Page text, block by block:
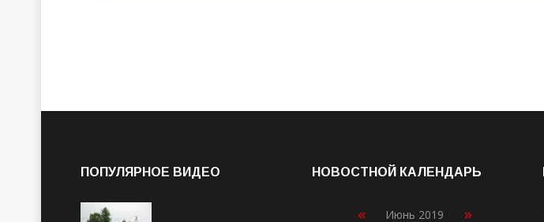
ПОПУЛЯРНОЕ ВИДЕО НОВОСТНОЙ КАЛЕНДАРЬ
« Июнь 2019 »